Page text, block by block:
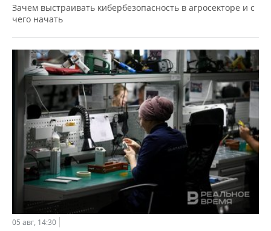
Зачем выстраивать кибербезопасность в агросекторе и с
чего начать
05 авг, 14:30